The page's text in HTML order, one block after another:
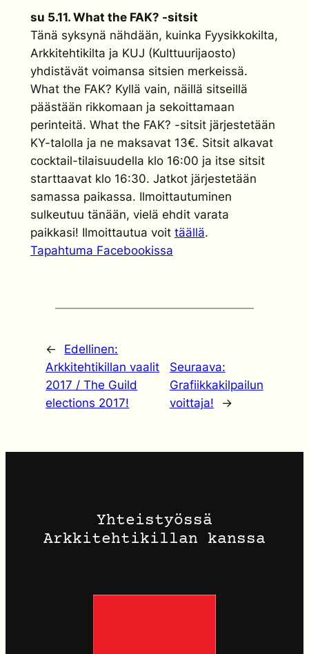
su 5.11. What the FAK? -sitsit
Tänä syksynä nähdään, kuinka Fyysikkokilta,
Arkkitehtikilta ja KUJ (Kulttuurijaosto)
yhdistävät voimansa sitsien merkeissä.
What the FAK? Kyllä vain, näillä sitseillä
päästään rikkomaan ja sekoittamaan
perinteitä. What the FAK? -sitsit järjestetään
KY-talolla ja ne maksavat 13€. Sitsit alkavat
cocktail-tilaisuudella klo 16:00 ja itse sitsit
starttaavat klo 16:30. Jatkot järjestetään
samassa paikassa. Ilmoittautuminen
sulkeutuu tänään, vielä ehdit varata
paikkasi! Ilmoittautua voit täällä.
Tapahtuma Facebookissa
←
Edellinen:
Arkkitehtikillan vaalit
2017 / The Guild
elections 2017!
Seuraava:
Grafiikkakilpailun
voittaja!
→
Yhteistyössä
Arkkitehtikillan kanssa